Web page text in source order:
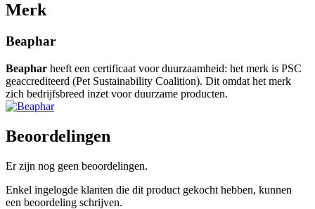
Merk
Beaphar
Beaphar heeft een certificaat voor duurzaamheid: het merk is PSC
geaccrediteerd (Pet Sustainability Coalition). Dit omdat het merk
zich bedrijfsbreed inzet voor duurzame producten.
Beoordelingen
Er zijn nog geen beoordelingen.
Enkel ingelogde klanten die dit product gekocht hebben, kunnen
een beoordeling schrijven.